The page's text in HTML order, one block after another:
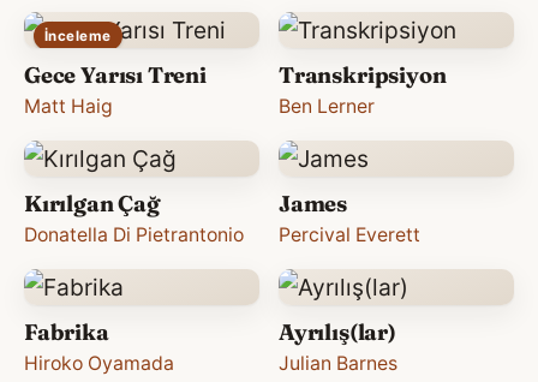
İnceleme
Gece Yarısı Treni
Matt Haig
Transkripsiyon
Ben Lerner
Kırılgan Çağ
Donatella Di Pietrantonio
James
Percival Everett
Fabrika
Hiroko Oyamada
Ayrılış(lar)
Julian Barnes